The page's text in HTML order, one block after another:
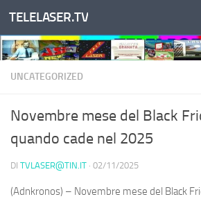
Salta al contenuto
TELELASER.TV
UNCATEGORIZED
Novembre mese del Black
quando cade nel 2025
DI TVLASER@TIN.IT · 02/11/2025
(Adnkronos) – Novembre mese del Black